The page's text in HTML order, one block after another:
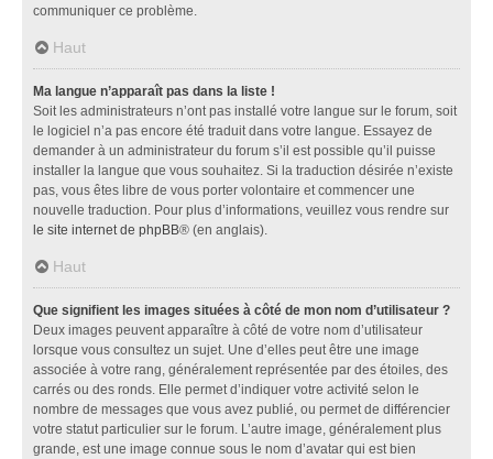
communiquer ce problème.
Haut
Ma langue n’apparaît pas dans la liste !
Soit les administrateurs n’ont pas installé votre langue sur le forum, soit
le logiciel n’a pas encore été traduit dans votre langue. Essayez de
demander à un administrateur du forum s’il est possible qu’il puisse
installer la langue que vous souhaitez. Si la traduction désirée n’existe
pas, vous êtes libre de vous porter volontaire et commencer une
nouvelle traduction. Pour plus d’informations, veuillez vous rendre sur
le site internet de phpBB® (en anglais).
Haut
Que signifient les images situées à côté de mon nom d’utilisateur ?
Deux images peuvent apparaître à côté de votre nom d’utilisateur
lorsque vous consultez un sujet. Une d’elles peut être une image
associée à votre rang, généralement représentée par des étoiles, des
carrés ou des ronds. Elle permet d’indiquer votre activité selon le
nombre de messages que vous avez publié, ou permet de différencier
votre statut particulier sur le forum. L’autre image, généralement plus
grande, est une image connue sous le nom d’avatar qui est bien